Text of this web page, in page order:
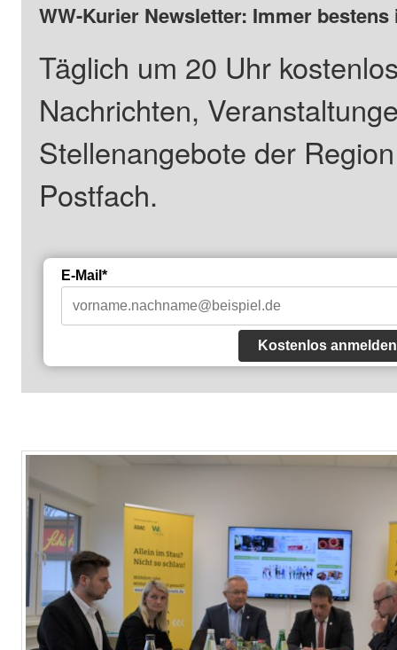
WW-Kurier Newsletter: Immer
Täglich um 20 Uhr
Nachrichten,
Stellenangebote der
Postfach.
E-Mail*
Kostenlos anmelden